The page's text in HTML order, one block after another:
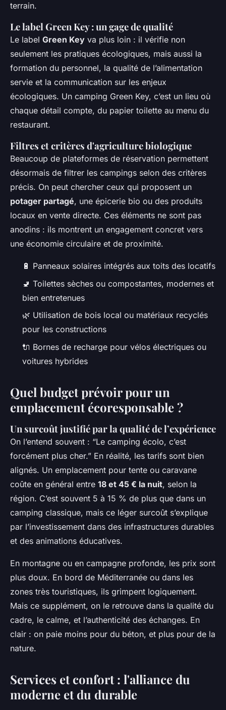
terrain.
Le label Green Key : un gage de qualité
Le label Green Key va plus loin : il vérifie non
seulement les pratiques écologiques, mais aussi la
formation du personnel, la qualité de l’alimentation
servie et la communication sur les enjeux
écologiques. Un camping Green Key, c’est un lieu où
chaque détail compte, du papier toilette au menu du
restaurant.
Filtres et critères d'agriculture biologique
Beaucoup de plateformes de réservation permettent
désormais de filtrer les campings selon des critères
précis. On peut chercher ceux qui proposent un
potager partagé, une épicerie bio ou des produits
locaux en vente directe. Ces éléments ne sont pas
anodins : ils montrent un engagement concret vers
une économie circulaire et de proximité.
🔋 Panneaux solaires intégrés aux toits des locatifs
🚽 Toilettes sèches ou compostantes, modernes et
bien entretenues
🌿 Utilisation de bois local ou matériaux recyclés
pour les constructions
🔌 Bornes de recharge pour vélos électriques ou
voitures hybrides
Quel budget prévoir pour un
emplacement écoresponsable ?
Un surcoût justifié par la qualité de l’expérience
On l’entend souvent : “Le camping écolo, c’est
forcément plus cher.” En réalité, les tarifs sont bien
alignés. Un emplacement pour tente ou caravane
coûte en général entre 18 et 45 € la nuit, selon la
région. C’est souvent 5 à 15 % de plus que dans un
camping classique, mais ce léger surcoût s’explique
par l’investissement dans des infrastructures durables
et des animations éducatives.
En montagne ou en campagne profonde, les prix sont
plus doux. En bord de Méditerranée ou dans les
zones très touristiques, ils grimpent logiquement.
Mais ce supplément, on le retrouve dans la qualité du
cadre, le calme, et l’authenticité des échanges. En
clair : on paie moins pour du béton, et plus pour de la
nature.
Services et confort : l'alliance du
moderne et du durable